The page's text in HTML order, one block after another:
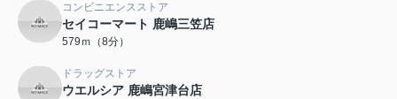
コンビニエンスストア
セイコーマート 鹿嶋三笠店
579ｍ（8分）
ドラッグストア
ウエルシア 鹿嶋宮津台店